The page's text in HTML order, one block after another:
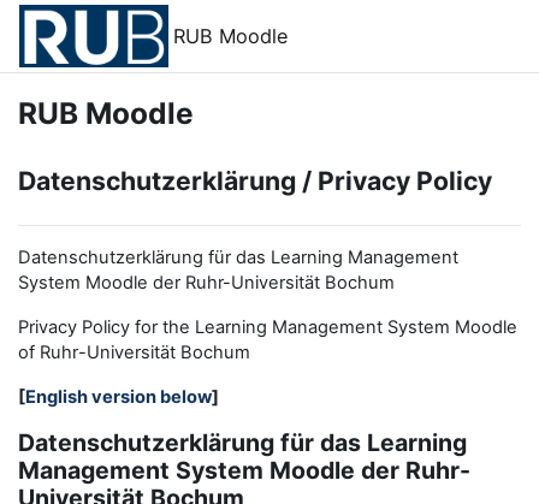
Zum Hauptinhalt
RUB Moodle
RUB Moodle
Datenschutzerklärung / Privacy Policy
Datenschutzerklärung für das Learning Management
System Moodle der Ruhr-Universität Bochum
Privacy Policy for the Learning Management System Moodle
of Ruhr-Universität Bochum
[English version below]
Datenschutzerklärung für das Learning
Management System Moodle der Ruhr-
Universität Bochum